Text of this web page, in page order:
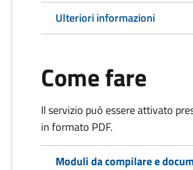
Ulteriori informazioni
Come fare
Il servizio può essere attivato
in formato PDF.
Moduli da compilare e